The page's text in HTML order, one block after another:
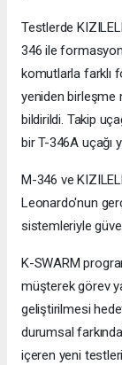
Testlerde
346 ile
komutlarla farklı
yeniden birleşme
bildirildi. Takip
bir T-346A uçağı
M-346 ve
Leonardo'nun
sistemleriyle
K-SWARM
müşterek görev
geliştirilmesi
durumsal
içeren yeni